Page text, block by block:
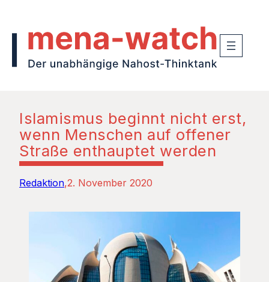
Islamismus beginnt nicht erst,
wenn Menschen auf offener
Straße enthauptet werden
Redaktion 2. November 2020